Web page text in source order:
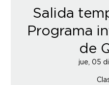
Salida
Programa
de
jue, 05